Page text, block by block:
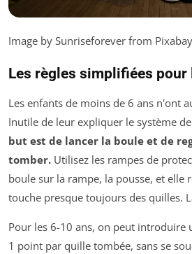
Image by Sunriseforever from Pixabay
Les règles simplifiées pour
Les enfants de moins de 6 ans n'ont
Inutile de leur expliquer le système
but est de lancer la boule et de
tomber. Utilisez les rampes de
boule sur la rampe, la pousse, et elle
touche presque toujours des quilles.
Pour les 6-10 ans, on peut introduire
1 point par quille tombée, sans se